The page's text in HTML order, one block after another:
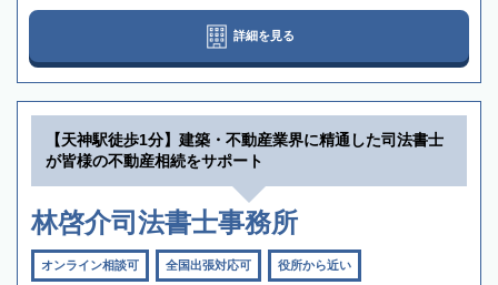
詳細を見る
【天神駅徒歩1分】建築・不動産業界に精通した司法書士
が皆様の不動産相続をサポート
林啓介司法書士事務所
オンライン相談可 全国出張対応可 役所から近い